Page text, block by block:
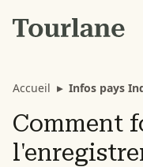
Accueil ▸ Infos pays
Comment